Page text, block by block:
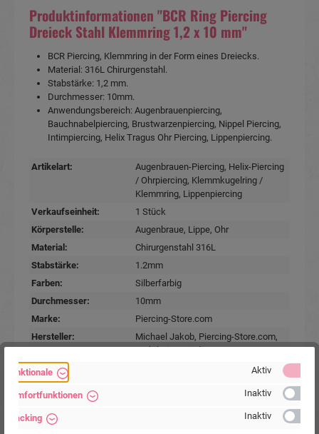
Produktinformationen "BCR Ring Piercing
Dreieck Stahl Klemmring 1,2 x 10 mm"
BCR Piercing, Klemmring in der Form eines Dreiecks.
Material: 316L Chirurgenstahl.
Stabstärke: 1,2 mm.
Durchmesser: 10mm.
Anwendungsbereich: Augenbrauenpiercing,
Bauchnabelpiercing, Brustwarzenpiercing, Nippel Piercing,
Intimpiercing, Helix Tragus Ohr Piercing, Lippenpiercing.
Artikelart: Augenbrauen-Piercing, Helix-Piercing
/ Ohrpiercing, Klemmkugelring /
Klemmring, Lippenpiercing
Verkaufseinheit:
1 Stück
Körperstelle:
Augenbraue, Lippe, Ohr
Material:
Chirurgenstahl 316L
Stabstärke:
1.2mm
Farben:
Silberfarbig
Durchmesser:
10mm
Marke:
Piercing-Store.com
Hersteller:
Michael Jakob, Piercing-Store.com,
Wehrhainer Lindenstr. 28, 04936
Funktionale Aktiv
Komfortfunktionen Inaktiv
Tracking Inaktiv